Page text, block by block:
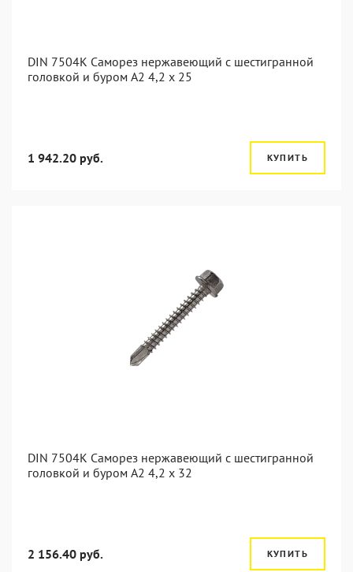
DIN 7504K Саморез нержавеющий с шестигранной
головкой и буром A2 4,2 x 25
1 942.20 руб. КУПИТЬ
DIN 7504K Саморез нержавеющий с шестигранной
головкой и буром A2 4,2 x 32
2 156.40 руб. КУПИТЬ